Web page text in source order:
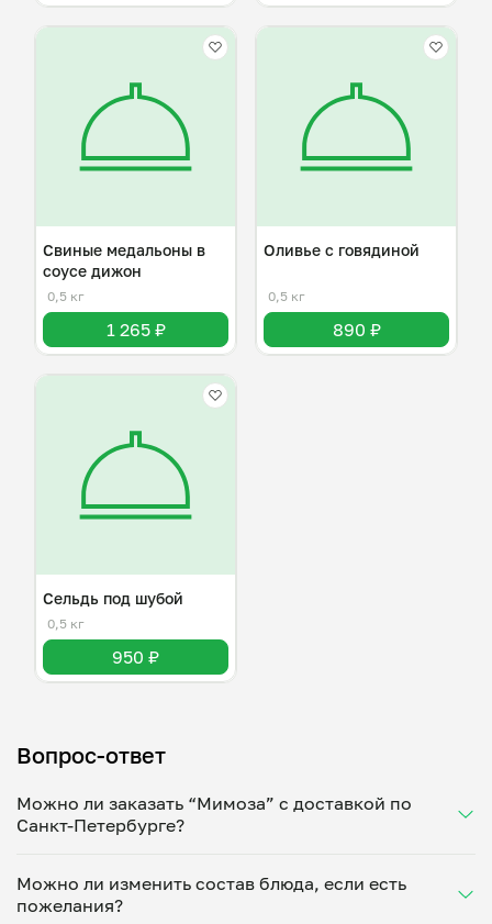
Свиные медальоны в
соусе дижон
0,5 кг
1 265 ₽
Оливье с говядиной
0,5 кг
890 ₽
Сельдь под шубой
0,5 кг
950 ₽
Вопрос-ответ
Можно ли заказать “Мимоза” с доставкой по
Санкт-Петербурге?
Укажите удобное время — и получите свежее
домашнее блюдо в большой порции прямо с плиты.
Можно ли изменить состав блюда, если есть
пожелания?